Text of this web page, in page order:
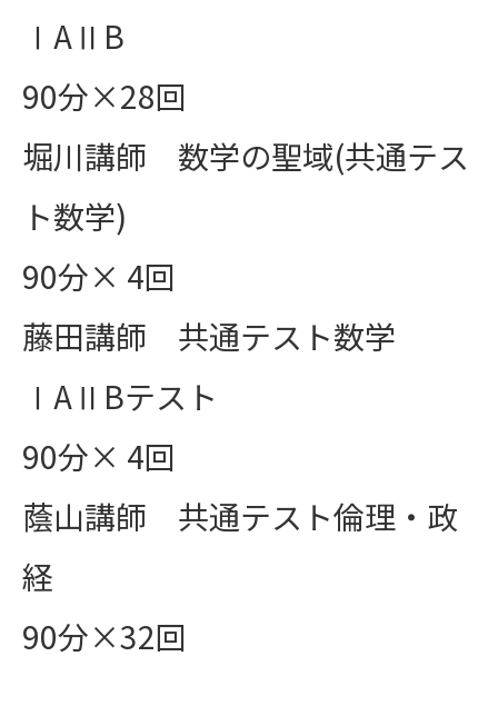
ⅠAⅡB
90分×28回
堀川講師 数学の聖域(共通テス
ト数学)
90分× 4回
藤田講師 共通テスト数学
ⅠAⅡBテスト
90分× 4回
蔭山講師 共通テスト倫理・政
経
90分×32回